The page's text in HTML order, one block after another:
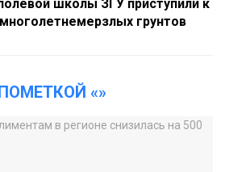
школы ЗГУ приступили к
грунтов
«»